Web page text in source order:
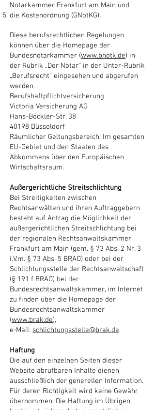
Notarkammer Frankfurt am Main und
die Kostenordnung (GNotKG).
Diese berufsrechtlichen Regelungen
können über die Homepage der
Bundesnotarkammer (www.bnotk.de) in
der Rubrik „Der Notar“ in der Unter-Rubrik
„Berufsrecht“ eingesehen und abgerufen
werden.
Berufshaftpflichtversicherung
Victoria Versicherung AG
Hans-Böckler-Str. 38
40198 Düsseldorf
Räumlicher Geltungsbereich: Im gesamten
EU-Gebiet und den Staaten des
Abkommens über den Europäischen
Wirtschaftsraum.
Außergerichtliche Streitschlichtung
Bei Streitigkeiten zwischen
Rechtsanwälten und ihren Auftraggebern
besteht auf Antrag die Möglichkeit der
außergerichtlichen Streitschlichtung bei
der regionalen Rechtsanwaltskammer
Frankfurt am Main (gem. § 73 Abs. 2 Nr. 3
i.V.m. § 73 Abs. 5 BRAO) oder bei der
Schlich­tungsstelle der Rechtsanwaltschaft
(§ 191 f BRAO) bei der
Bundesrechtsanwaltskammer, im Internet
zu finden über die Homepage der
Bundesrechtsanwaltskammer
(www.brak.de),
e‑Mail: schlichtungsstelle@brak.de.
Haftung
Die auf den einzelnen Seiten dieser
Website abrufbaren Inhalte dienen
ausschließlich der generellen Information.
Für deren Richtigkeit wird keine Gewähr
übernommen. Die Haftung im Übrigen